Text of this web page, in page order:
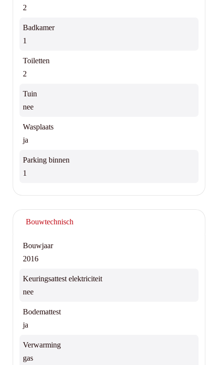
2
Badkamer
1
Toiletten
2
Tuin
nee
Wasplaats
ja
Parking binnen
1
Bouwtechnisch
Bouwjaar
2016
Keuringsattest elektriciteit
nee
Bodemattest
ja
Verwarming
gas